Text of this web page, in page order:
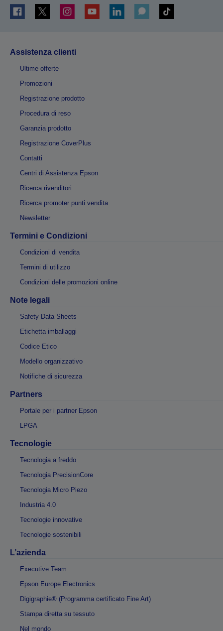
Assistenza clienti
Ultime offerte
Promozioni
Registrazione prodotto
Procedura di reso
Garanzia prodotto
Registrazione CoverPlus
Contatti
Centri di Assistenza Epson
Ricerca rivenditori
Ricerca promoter punti vendita
Newsletter
Termini e Condizioni
Condizioni di vendita
Termini di utilizzo
Condizioni delle promozioni online
Note legali
Safety Data Sheets
Etichetta imballaggi
Codice Etico
Modello organizzativo
Notifiche di sicurezza
Partners
Portale per i partner Epson
LPGA
Tecnologie
Tecnologia a freddo
Tecnologia PrecisionCore
Tecnologia Micro Piezo
Industria 4.0
Tecnologie innovative
Tecnologie sostenibili
L’azienda
Executive Team
Epson Europe Electronics
Digigraphie® (Programma certificato Fine Art)
Stampa diretta su tessuto
Nel mondo